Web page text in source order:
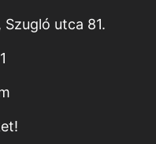
Szugló utca 81.